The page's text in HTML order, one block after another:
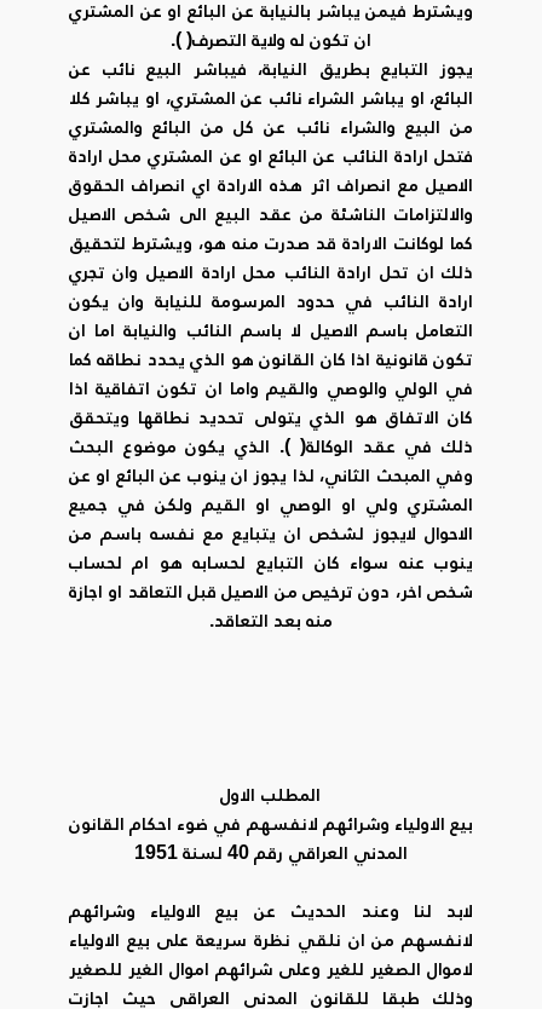
ويشترط فيمن يباشر بالنيابة عن البائع او عن المشتري
ان تكون له ولاية التصرف( ).
يجوز التبايع بطريق النيابة، فيباشر البيع نائب عن
البائع، او يباشر الشراء نائب عن المشتري، او يباشر كلا
من البيع والشراء نائب عن كل من البائع والمشتري
فتحل ارادة النائب عن البائع او عن المشتري محل ارادة
الاصيل مع انصراف اثر هذه الارادة اي انصراف الحقوق
والالتزامات الناشئة من عقد البيع الى شخص الاصيل
كما لوكانت الارادة قد صدرت منه هو، ويشترط لتحقيق
ذلك ان تحل ارادة النائب محل ارادة الاصيل وان تجري
ارادة النائب في حدود المرسومة للنيابة وان يكون
التعامل باسم الاصيل لا باسم النائب والنيابة اما ان
تكون قانونية اذا كان القانون هو الذي يحدد نطاقه كما
في الولي والوصي والقيم واما ان تكون اتفاقية اذا
كان الاتفاق هو الذي يتولى تحديد نطاقها ويتحقق
ذلك في عقد الوكالة( ). الذي يكون موضوع البحث
وفي المبحث الثاني، لذا يجوز ان ينوب عن البائع او عن
المشتري ولي او الوصي او القيم ولكن في جميع
الاحوال لايجوز لشخص ان يتبايع مع نفسه باسم من
ينوب عنه سواء كان التبايع لحسابه هو ام لحساب
شخص اخر، دون ترخيص من الاصيل قبل التعاقد او اجازة
منه بعد التعاقد.
المطلب الاول
بيع الاولياء وشرائهم لانفسهم في ضوء احكام القانون
المدني العراقي رقم 40 لسنة 1951
لابد لنا وعند الحديث عن بيع الاولياء وشرائهم
لانفسهم من ان نلقي نظرة سريعة على بيع الاولياء
لاموال الصغير للغير وعلى شرائهم اموال الغير للصغير
وذلك طبقا للقانون المدني العراقي حيث اجازت